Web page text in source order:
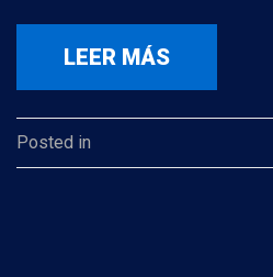
LEER MÁS
Posted in